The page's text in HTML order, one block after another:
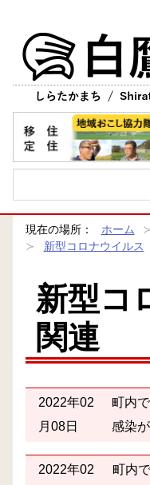
現在の場所： ホーム
新型コロナウイルス
新型コ
関連
2022年02
月08日
町内
感染
2022年02
町内